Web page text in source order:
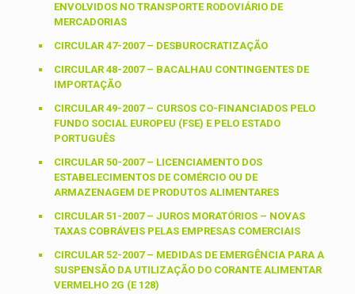
ENVOLVIDOS NO TRANSPORTE RODOVIÁRIO DE
MERCADORIAS
CIRCULAR 47-2007 – DESBUROCRATIZAÇÃO
CIRCULAR 48-2007 – BACALHAU CONTINGENTES DE
IMPORTAÇÃO
CIRCULAR 49-2007 – CURSOS CO-FINANCIADOS PELO
FUNDO SOCIAL EUROPEU (FSE) E PELO ESTADO
PORTUGUÊS
CIRCULAR 50-2007 – LICENCIAMENTO DOS
ESTABELECIMENTOS DE COMÉRCIO OU DE
ARMAZENAGEM DE PRODUTOS ALIMENTARES
CIRCULAR 51-2007 – JUROS MORATÓRIOS – NOVAS
TAXAS COBRÁVEIS PELAS EMPRESAS COMERCIAIS
CIRCULAR 52-2007 – MEDIDAS DE EMERGÊNCIA PARA A
SUSPENSÃO DA UTILIZAÇÃO DO CORANTE ALIMENTAR
VERMELHO 2G (E 128)